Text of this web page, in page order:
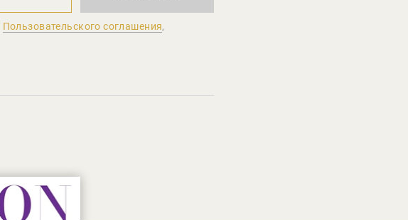
Пользовательского соглашения,